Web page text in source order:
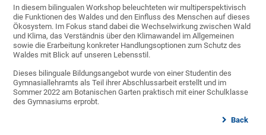
In diesem bilingualen Workshop beleuchteten wir multiperspektivisch
die Funktionen des Waldes und den Einfluss des Menschen auf dieses
Ökosystem. Im Fokus stand dabei die Wechselwirkung zwischen Wald
und Klima, das Verständnis über den Klimawandel im Allgemeinen
sowie die Erarbeitung konkreter Handlungsoptionen zum Schutz des
Waldes mit Blick auf unseren Lebensstil.
Dieses bilinguale Bildungsangebot wurde von einer Studentin des
Gymnasiallehramts als Teil ihrer Abschlussarbeit erstellt und im
Sommer 2022 am Botanischen Garten praktisch mit einer Schulklasse
des Gymnasiums erprobt.
Back